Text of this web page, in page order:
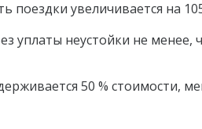
поездки увеличивается на
уплаты неустойки не менее,
50 % стоимости,